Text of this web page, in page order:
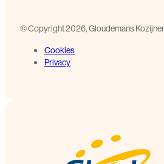
©️ Copyright 2026, Gloudemans
Cookies
Privacy